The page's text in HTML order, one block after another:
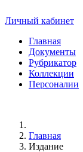
Личный кабинет
Главная
Документы
Рубрикатор
Коллекции
Персоналии
Главная
Издание